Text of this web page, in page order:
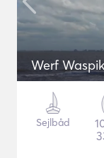
Werf
Sejlbåd